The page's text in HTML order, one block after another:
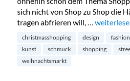
sich nicht von Shop zu Shop die
tragen abfrieren will, …
christmasshopping design fashion
kunst
schmuck shopping
weihnachtsmarkt